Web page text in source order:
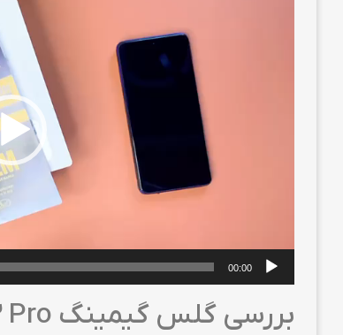
00:00
بررسی گلس گیمینگ Realme Q3 Pro برند SunShine